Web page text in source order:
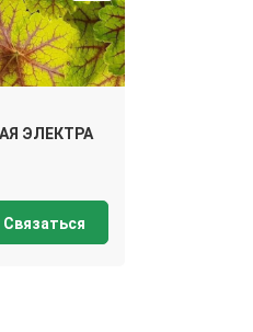
ЭЛЕКТРА
Связаться